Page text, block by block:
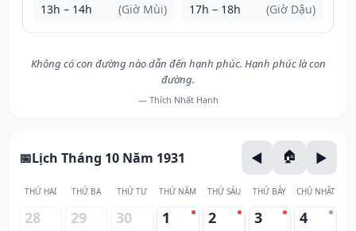
13h – 14h (Giờ Mùi) 17h – 18h (Giờ Dậu)
Không có con đường nào dẫn đến hạnh phúc. Hạnh phúc là con
đường.
— Thích Nhất Hạnh
Lịch Tháng 10 Năm 1931
THỨ HAI THỨ BA THỨ TƯ THỨ NĂM THỨ SÁU THỨ BẢY CHỦ NHẬT
28 29 30 1 2 3 4